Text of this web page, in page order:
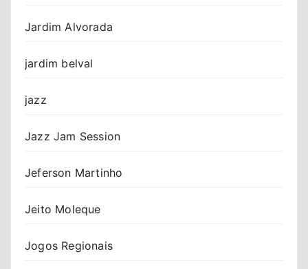
Jardim Alvorada
jardim belval
jazz
Jazz Jam Session
Jeferson Martinho
Jeito Moleque
Jogos Regionais